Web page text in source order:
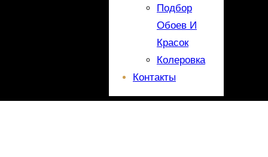
Подбор
Обоев И
Красок
Колеровка
Контакты